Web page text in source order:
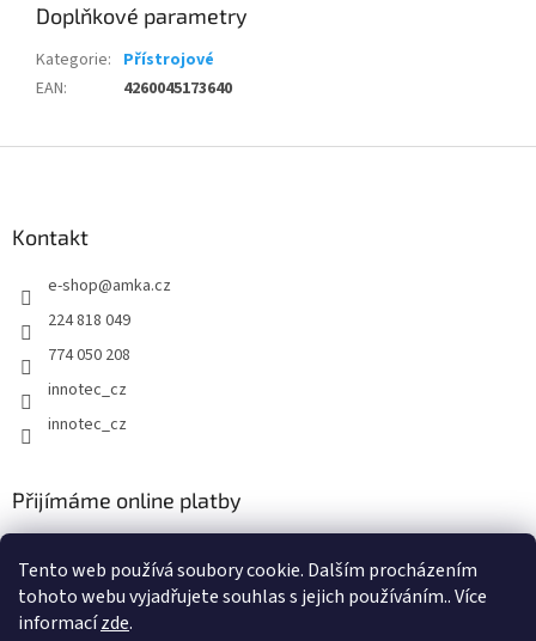
Tento web používá soubory cookie. Dalším procházením
tohoto webu vyjadřujete souhlas s jejich používáním.. Více
informacízde.
Doplňkové parametry
Kategorie: Přístrojové
EAN: 4260045173640
Kontakt
e-shop@amka.cz
224 818 049
774 050 208
innotec_cz
innotec_cz
Přijímáme online platby